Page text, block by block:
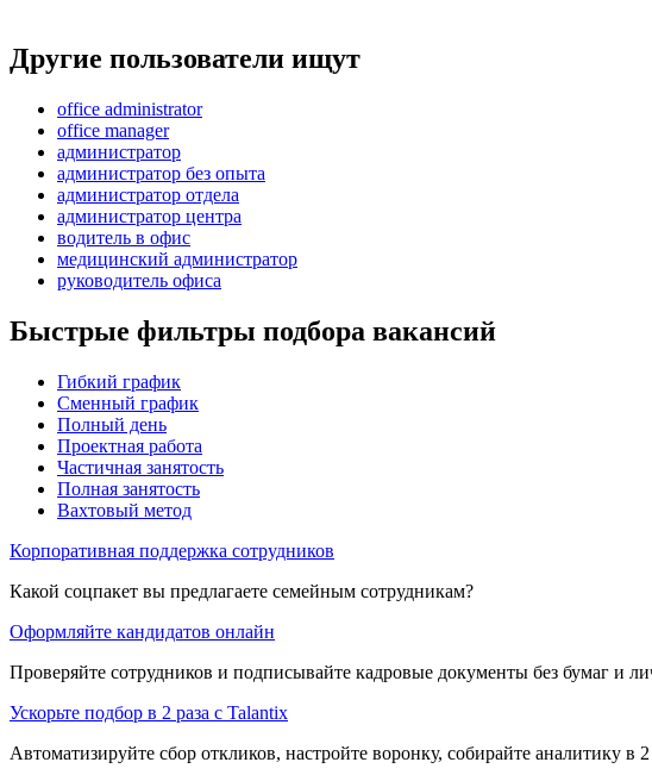
Другие пользователи ищут
office administrator
office manager
администратор
администратор без опыта
администратор отдела
администратор центра
водитель в офис
медицинский администратор
руководитель офиса
Быстрые фильтры подбора вакансий
Гибкий график
Сменный график
Полный день
Проектная работа
Частичная занятость
Полная занятость
Вахтовый метод
Корпоративная поддержка сотрудников
Какой соцпакет вы предлагаете семейным сотрудникам?
Оформляйте кандидатов онлайн
Проверяйте сотрудников и подписывайте кадровые документы без бумаг и
Ускорьте подбор в 2 раза с Talantix
Автоматизируйте сбор откликов, настройте воронку, собирайте аналитику в